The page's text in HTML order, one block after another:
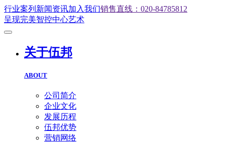
行业案列 新闻资讯加入我们销售直线：020-84785812
呈现完美智控中心艺术
关于伍邦
ABOUT
公司简介
企业文化
发展历程
伍邦优势
营销网络